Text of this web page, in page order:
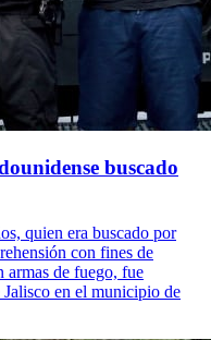
buscado
quien era buscado por
con fines de
armas de fuego, fue
en el municipio de